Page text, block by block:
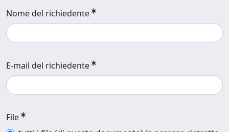
Nome del richiedente
E-mail del richiedente
File